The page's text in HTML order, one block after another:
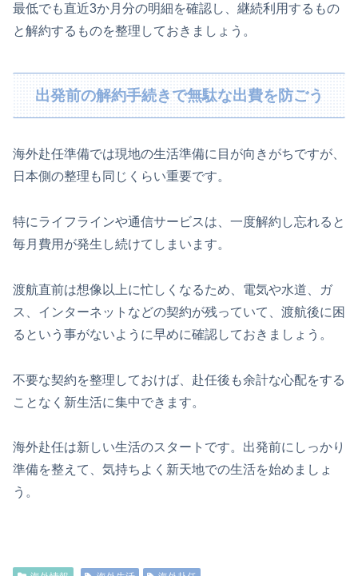
最低でも直近3か月分の明細を確認し、継続利用するもの
と解約するものを整理しておきましょう。
出発前の解約手続きで無駄な出費を防ごう
海外赴任準備では現地の生活準備に目が向きがちですが、
日本側の整理も同じくらい重要です。
特にライフラインや通信サービスは、一度解約し忘れると
毎月費用が発生し続けてしまいます。
渡航直前は想像以上に忙しくなるため、電気や水道、ガ
ス、インターネットなどの契約が残っていて、渡航後に困
るという事がないように早めに確認しておきましょう。
不要な契約を整理しておけば、赴任後も余計な心配をする
ことなく新生活に集中できます。
海外赴任は新しい生活のスタートです。出発前にしっかり
準備を整えて、気持ちよく新天地での生活を始めましょ
う。